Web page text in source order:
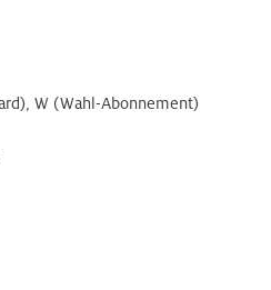
W (Wahl-Abonnement)